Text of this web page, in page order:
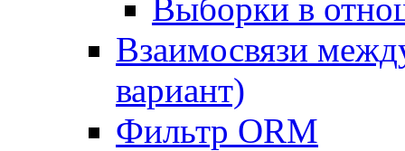
Выборки в
Взаимосвязи
вариант)
Фильтр ORM